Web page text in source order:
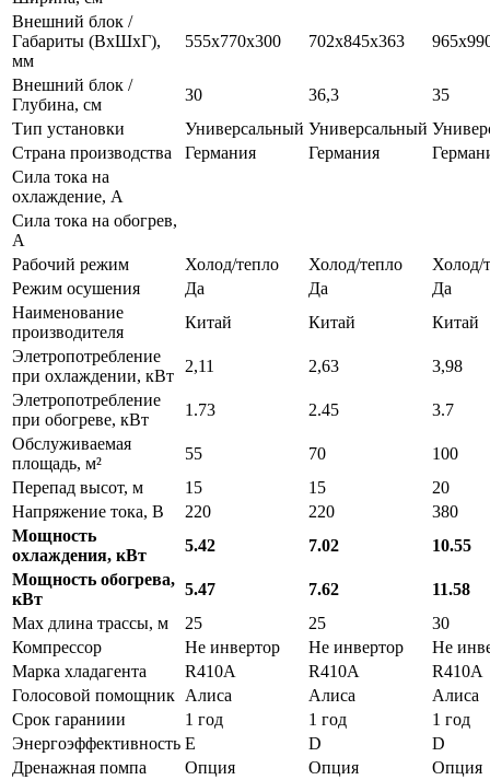
Внешний блок /
Габариты (ВхШхГ),
мм
555х770х300 702х845х363
Внешний блок /
Глубина, см
30 36,3
35
Тип установки
Универсальный Универсальный
Страна производства
Германия Германия
Сила тока на
охлаждение, А
Сила тока на обогрев,
А
Рабочий режим
Холод/тепло Холод/тепло
Холод/
Режим осушения
Да Да
Да
Наименование
производителя
Китай Китай
Китай
Элетропотребление
при охлаждении, кВт
2,11 2,63
3,98
Элетропотребление
при обогреве, кВт
1.73 2.45
3.7
Обслуживаемая
площадь, м²
55 70
100
Перепад высот, м
15 15
20
Напряжение тока, В
220 220
380
Мощность
охлаждения, кВт
5.42 7.02
10.55
Мощность обогрева,
кВт
5.47 7.62
11.58
Max длина трассы, м
25 25
30
Компрессор
Не инвертор Не инвертор
Не
Марка хладагента
R410A R410A
R410A
Голосовой помощник Алиса Алиса
Алиса
Срок гараниии
1 год 1 год
1 год
Энергоэффективность E D
D
Дренажная помпа
Опция Опция
Опция